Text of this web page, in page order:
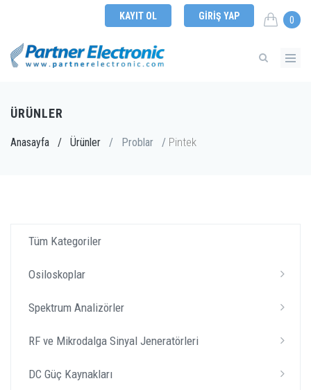
KAYIT OL GIRIŞ YAP 0
ÜRÜNLER
Anasayfa / Ürünler / Problar / Pintek
Tüm Kategoriler
Osiloskoplar
Spektrum Analizörler
RF ve Mikrodalga Sinyal Jeneratörleri
DC Güç Kaynakları